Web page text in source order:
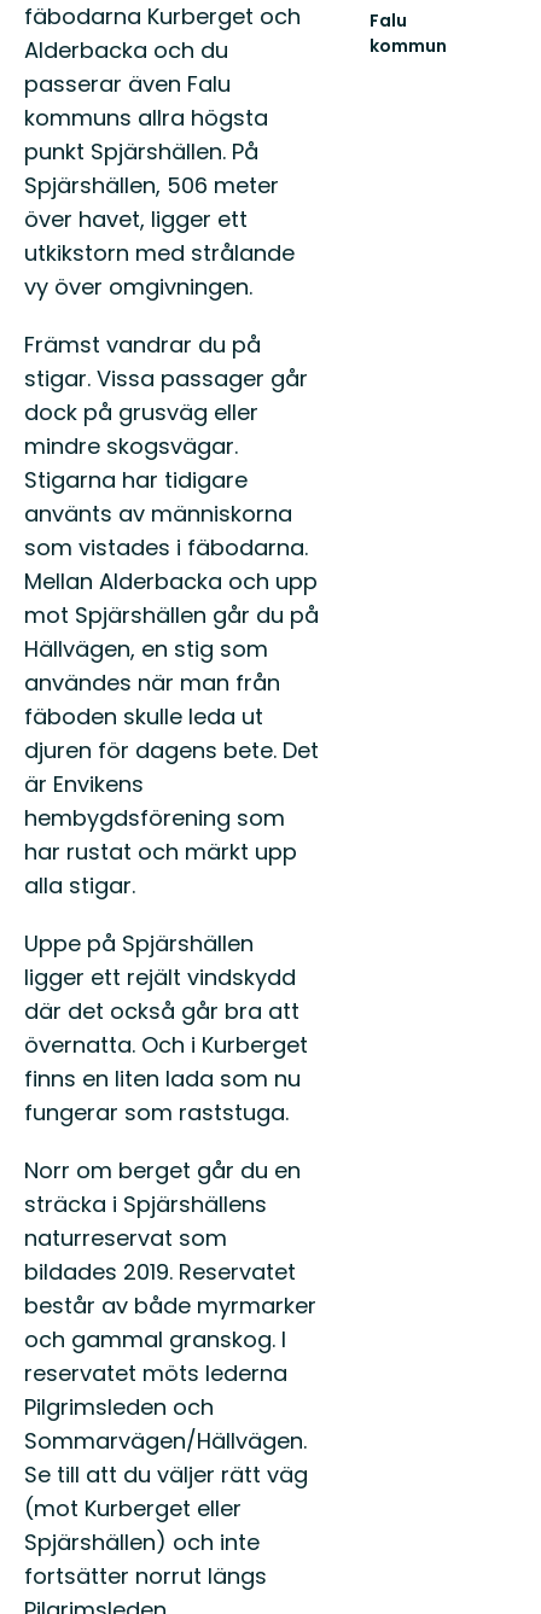
fäbodarna Kurberget och
Alderbacka och du
passerar även Falu
kommuns allra högsta
punkt Spjärshällen. På
Spjärshällen, 506 meter
över havet, ligger ett
utkikstorn med strålande
vy över omgivningen.
Främst vandrar du på
stigar. Vissa passager går
dock på grusväg eller
mindre skogsvägar.
Stigarna har tidigare
använts av människorna
som vistades i fäbodarna.
Mellan Alderbacka och upp
mot Spjärshällen går du på
Hällvägen, en stig som
användes när man från
fäboden skulle leda ut
djuren för dagens bete. Det
är Envikens
hembygdsförening som
har rustat och märkt upp
alla stigar.
Uppe på Spjärshällen
ligger ett rejält vindskydd
där det också går bra att
övernatta. Och i Kurberget
finns en liten lada som nu
fungerar som raststuga.
Norr om berget går du en
sträcka i Spjärshällens
naturreservat som
bildades 2019. Reservatet
består av både myrmarker
och gammal granskog. I
reservatet möts lederna
Pilgrimsleden och
Sommarvägen/Hällvägen.
Se till att du väljer rätt väg
(mot Kurberget eller
Spjärshällen) och inte
fortsätter norrut längs
Falu
kommun